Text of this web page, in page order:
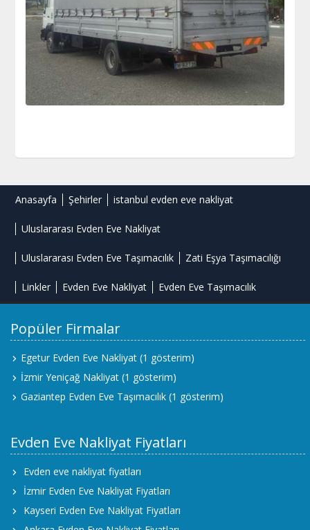
Anasayfa Şehirler istanbul evden eve nakliyat
Uluslararası Evden Eve Nakliyat
Uluslararası Evden Eve Taşımacılık Zati Eşya Taşımacılığı
Linkler Evden Eve Nakliyat Evden Eve Taşımacılık
Popüler Firmalar
Egetur Evden Eve Nakliyat (1 gösterim)
İzmir Yeniçağ Nakliyat (1 gösterim)
Gaziantep Evden Eve Taşımacılık (1 gösterim)
Evden Eve Nakliyat Fiyatları
Evden eve nakliyat fiyatları
İzmir Evden Eve Nakliyat Fiyatları
Kayseri Evden Eve Nakliyat Fiyatları